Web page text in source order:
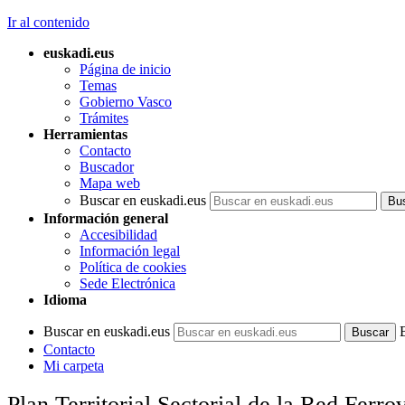
Ir al contenido
euskadi.eus
Página de inicio
Temas
Gobierno Vasco
Trámites
Herramientas
Contacto
Buscador
Mapa web
Buscar en euskadi.eus
Información general
Accesibilidad
Información legal
Política de cookies
Sede Electrónica
Idioma
Buscar en euskadi.eus
Contacto
Mi carpeta